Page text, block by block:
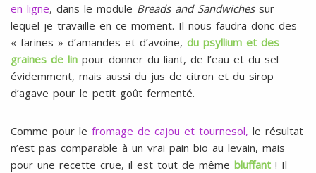
en ligne, dans le module Breads and Sandwichessur
lequel je travaille en ce moment. Il nous faudra donc des
« farines » d’amandes et d’avoine, du psyllium et des
graines de lin pour donner du liant, de l’eau et du sel
évidemment, mais aussi du jus de citron et du sirop
d’agave pour le petit goût fermenté.
Comme pour le fromage de cajou et tournesol, le résultat
n’est pas comparable à un vrai pain bio au levain, mais
pour une recette crue, il est tout de même bluffant ! Il